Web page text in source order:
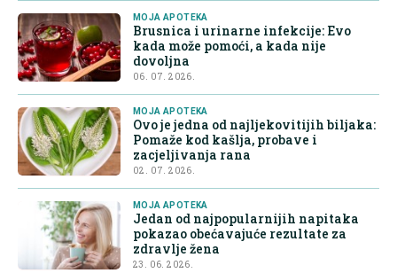
MOJA APOTEKA
Brusnica i urinarne infekcije: Evo
kada može pomoći, a kada nije
dovoljna
06. 07. 2026.
MOJA APOTEKA
Ovo je jedna od najljekovitijih biljaka:
Pomaže kod kašlja, probave i
zacjeljivanja rana
02. 07. 2026.
MOJA APOTEKA
Jedan od najpopularnijih napitaka
pokazao obećavajuće rezultate za
zdravlje žena
23. 06. 2026.